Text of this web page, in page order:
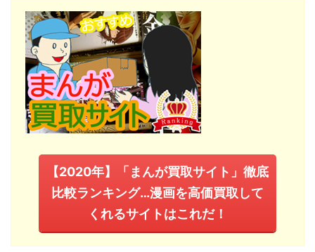
【2020年】「まんが買取サイト」徹底
比較ランキング…漫画を高価買取して
くれるサイトはこれだ！